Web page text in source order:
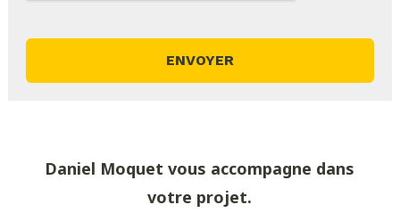
Daniel Moquet vous accompagne dans
votre projet.